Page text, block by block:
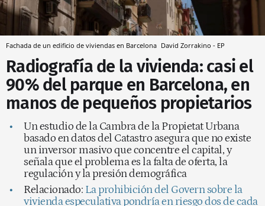
Fachada de un edificio de viviendas en Barcelona David Zorrakino - EP
Radiografía de la vivienda: casi el
90% del parque en Barcelona, en
manos de pequeños propietarios
Un estudio de la Cambra de la Propietat Urbana
basado en datos del Catastro asegura que no existe
un inversor masivo que concentre el capital, y
señala que el problema es la falta de oferta, la
regulación y la presión demográfica
Relacionado: La prohibición del Govern sobre la
vivienda especulativa pondría en riesgo dos de cada